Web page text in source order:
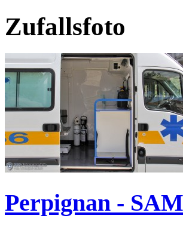
Zufallsfoto
Perpignan -